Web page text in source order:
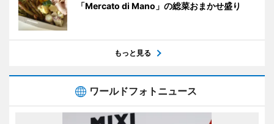
「Mercato di Mano」の総菜おまかせ盛り
もっと見る
ワールドフォトニュース